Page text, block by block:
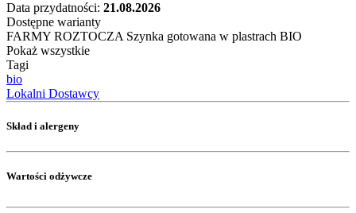
Data przydatności: 21.08.2026
Dostępne warianty
FARMY ROZTOCZA Szynka gotowana w plastrach BIO
Pokaż wszystkie
Tagi
bio
Lokalni Dostawcy
Skład i alergeny
Wartości odżywcze